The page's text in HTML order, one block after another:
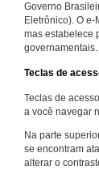
Governo
Eletrônico). O
mas estabelece
governamentais.
Teclas de
Teclas de
a você navegar
Na parte
se encontram
alterar o